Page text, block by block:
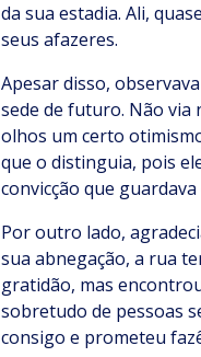
da sua estadia. Ali,
seus afazeres.
Apesar disso,
sede de futuro. Não via
olhos um certo
que o distinguia, pois
convicção que
Por outro lado,
sua abnegação, a rua
gratidão, mas
sobretudo de pessoas
consigo e prometeu